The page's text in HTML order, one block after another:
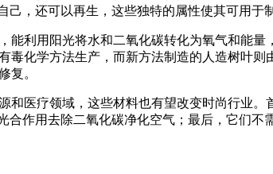
己，还可以再生，这些独特的属性使其可用于
能利用阳光将水和二氧化碳转化为氧气和能
毒化学方法生产，而新方法制造的人造树叶
复。
和医疗领域，这些材料也有望改变时尚行业
作用去除二氧化碳净化空气；最后，它们不